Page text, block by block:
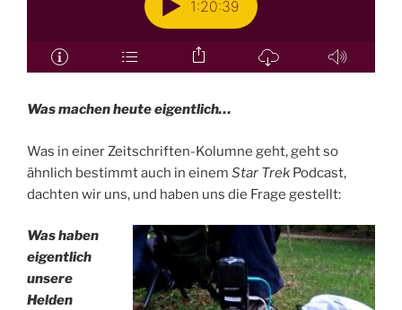
Was machen heute eigentlich…
Was in einer Zeitschriften-Kolumne geht, geht so
ähnlich bestimmt auch in einem Star Trek Podcast,
dachten wir uns, und haben uns die Frage gestellt:
Was haben
eigentlich
unsere
Helden